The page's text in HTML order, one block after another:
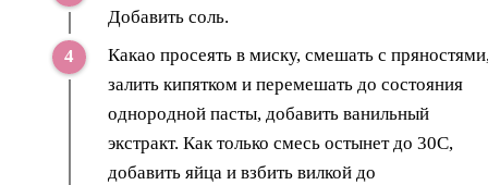
Добавить соль.
Какао просеять в миску, смешать с
залить кипятком и перемешать до состояния
однородной пасты, добавить ванильный
экстракт. Как только смесь остынет до 30С,
добавить яйца и взбить вилкой до